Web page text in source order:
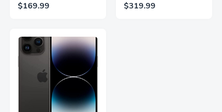
QHD, HDR10,
Panel IPS, AMD
FreeSync™ Premium,
Ecualizador Negro,
Cambio Automático de
Fuente,
LS27FG532ENXZA
$169.99
2560×1440, 320Hz, 1ms
$319.99